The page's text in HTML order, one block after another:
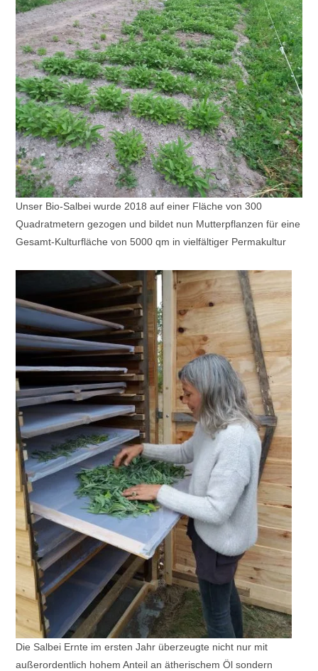
Unser Bio-Salbei wurde 2018 auf einer Fläche von 300
Quadratmetern gezogen und bildet nun Mutterpflanzen für eine
Gesamt-Kulturfläche von 5000 qm in vielfältiger Permakultur
Die Salbei Ernte im ersten Jahr überzeugte nicht nur mit
außerordentlich hohem Anteil an ätherischem Öl sondern